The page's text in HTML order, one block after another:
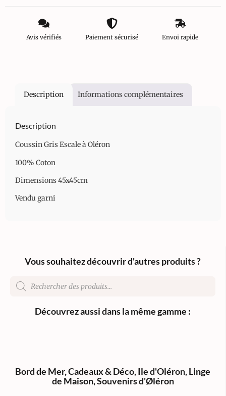
Avis vérifiés Paiement sécurisé Envoi rapide
Description Informations complémentaires
Description
Coussin Gris Escale à Oléron
100% Coton
Dimensions 45x45cm
Vendu garni
Vous souhaitez découvrir d'autres produits ?
Découvrez aussi dans la même gamme :
Bord de Mer,Cadeaux & Déco,Ile d'Oléron,Linge
de Maison,Souvenirs d'Øléron